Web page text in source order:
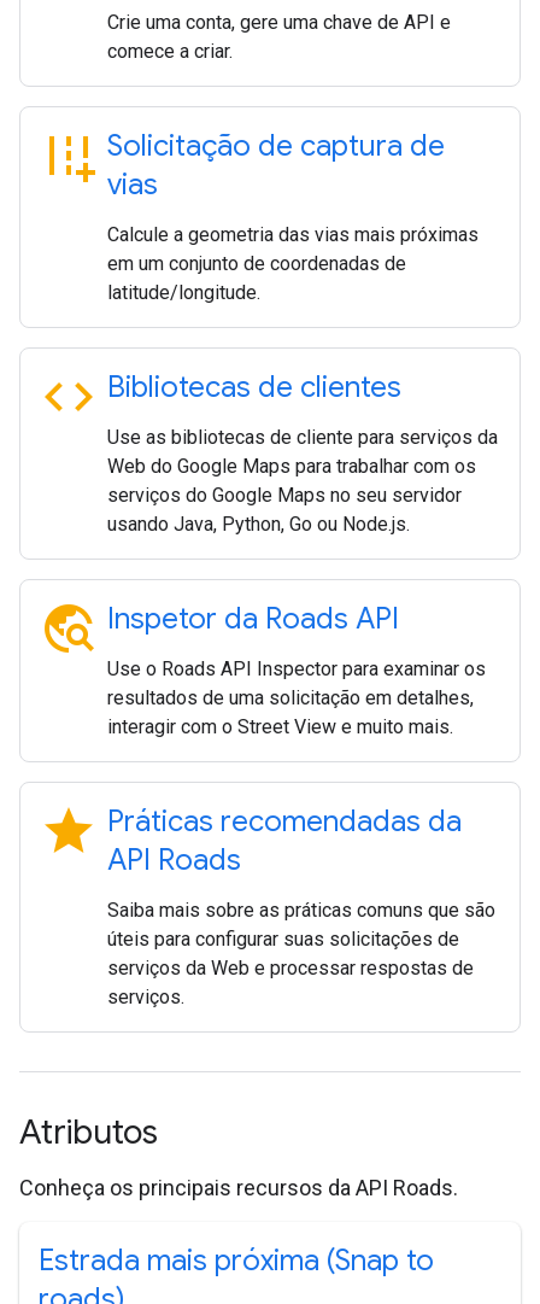
Crie uma conta, gere uma chave de API e
comece a criar.
add_road Solicitação de captura de
vias
Calcule a geometria das vias mais próximas
em um conjunto de coordenadas de
latitude/longitude.
code Bibliotecas de clientes
Use as bibliotecas de cliente para serviços da
Web do Google Maps para trabalhar com os
serviços do Google Maps no seu servidor
usando Java, Python, Go ou Node.js.
travel_explore Inspetor da Roads API
Use o Roads API Inspector para examinar os
resultados de uma solicitação em detalhes,
interagir com o Street View e muito mais.
star Práticas recomendadas da
API Roads
Saiba mais sobre as práticas comuns que são
úteis para configurar suas solicitações de
serviços da Web e processar respostas de
serviços.
Atributos
Conheça os principais recursos da API Roads.
Estrada mais próxima (Snap to